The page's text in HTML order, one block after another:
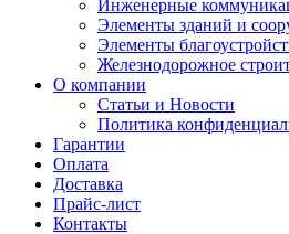
Инженерные
Элементы зданий и
Элементы
Железнодорожное
О компании
Статьи и Новости
Политика
Гарантии
Оплата
Доставка
Прайс-лист
Контакты